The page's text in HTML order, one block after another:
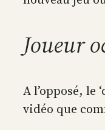
Joueur
A l’opposé, le
vidéo que